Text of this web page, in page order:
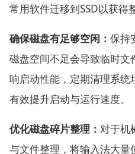
常用软件迁移到SSD以获得
确保磁盘有足够空闲： 保持
磁盘空间不足会导致临时
响启动性能，定期清理系
有效提升启动与运行速度。
优化磁盘碎片整理： 对于机
与文件整理，将输入法大